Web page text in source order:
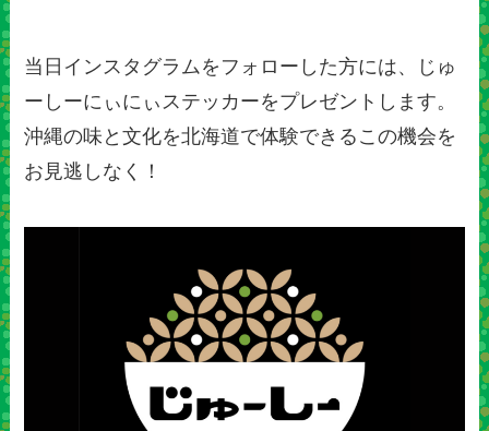
当日インスタグラムをフォローした方には、じゅ
ーしーにぃにぃステッカーをプレゼントします。
沖縄の味と文化を北海道で体験できるこの機会を
お見逃しなく！